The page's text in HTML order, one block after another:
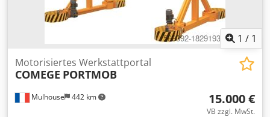
1 / 1
Mulhouse 442 km
Motorisiertes Werkstattportal
COMEGE PORTMOB
15.000 €
VB zzgl. MwSt.